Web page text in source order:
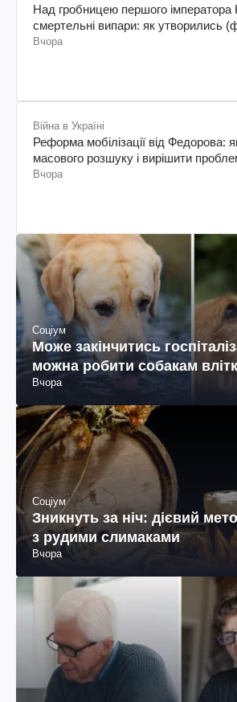
Над гробницею першого імператора
смертельні випари: як утворились
Вчора
Війна в Україні
Реформа мобілізації від Федорова:
масового розшуку і вирішити
Вчора
Соціум
Може закінчитись
можна робити собакам
Вчора
Соціум
Зникнуть за ніч: дієвий
з рудими слимаками
Вчора